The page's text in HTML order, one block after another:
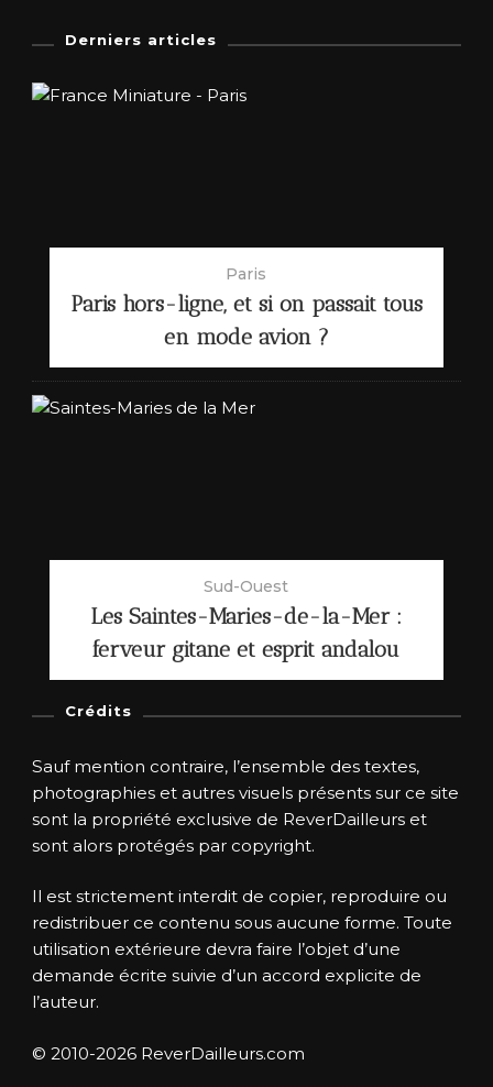
Derniers articles
Paris
Paris hors-ligne, et si on passait tous
en mode avion ?
Sud-Ouest
Les Saintes-Maries-de-la-Mer :
ferveur gitane et esprit andalou
Crédits
Sauf mention contraire, l’ensemble des textes,
photographies et autres visuels présents sur ce site
sont la propriété exclusive de ReverDailleurs et
sont alors protégés par copyright.
Il est strictement interdit de copier, reproduire ou
redistribuer ce contenu sous aucune forme. Toute
utilisation extérieure devra faire l’objet d’une
demande écrite suivie d’un accord explicite de
l’auteur.
© 2010-2026 ReverDailleurs.com